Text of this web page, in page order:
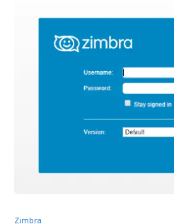
Zimbra